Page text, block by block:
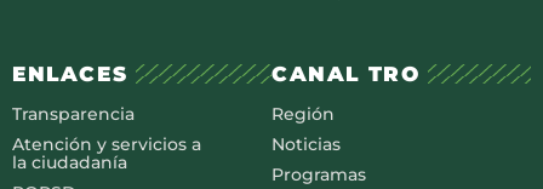
ENLACES
Transparencia
Atención y servicios a
la ciudadanía
CANAL TRO
Región
Noticias
Programas